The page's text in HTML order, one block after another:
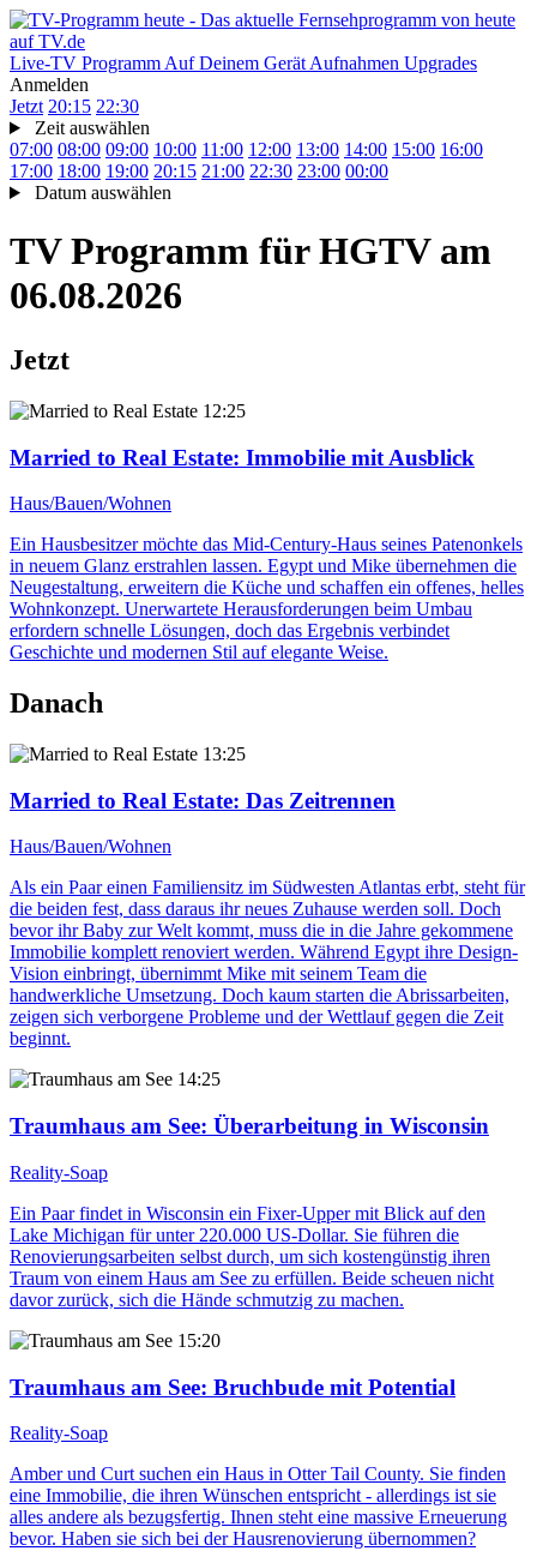
Live-TV Programm Auf Deinem Gerät Aufnahmen Upgrades
Anmelden
Jetzt 20:15 22:30
Zeit auswählen
07:00 08:00 09:00 10:00 11:00 12:00 13:00 14:00 15:00 16:00
17:00 18:00 19:00 20:15 21:00 22:30 23:00 00:00
Datum auswählen
TV Programm für HGTV am
06.08.2026
Jetzt
12:25
Married to Real Estate: Immobilie mit Ausblick
Haus/Bauen/Wohnen
Ein Hausbesitzer möchte das Mid-Century-Haus seines Patenonkels
in neuem Glanz erstrahlen lassen. Egypt und Mike übernehmen die
Neugestaltung, erweitern die Küche und schaffen ein offenes, helles
Wohnkonzept. Unerwartete Herausforderungen beim Umbau
erfordern schnelle Lösungen, doch das Ergebnis verbindet
Geschichte und modernen Stil auf elegante Weise.
Danach
13:25
Married to Real Estate: Das Zeitrennen
Haus/Bauen/Wohnen
Als ein Paar einen Familiensitz im Südwesten Atlantas erbt, steht für
die beiden fest, dass daraus ihr neues Zuhause werden soll. Doch
bevor ihr Baby zur Welt kommt, muss die in die Jahre gekommene
Immobilie komplett renoviert werden. Während Egypt ihre Design-
Vision einbringt, übernimmt Mike mit seinem Team die
handwerkliche Umsetzung. Doch kaum starten die Abrissarbeiten,
zeigen sich verborgene Probleme und der Wettlauf gegen die Zeit
beginnt.
14:25
Traumhaus am See: Überarbeitung in Wisconsin
Reality-Soap
Ein Paar findet in Wisconsin ein Fixer-Upper mit Blick auf den
Lake Michigan für unter 220.000 US-Dollar. Sie führen die
Renovierungsarbeiten selbst durch, um sich kostengünstig ihren
Traum von einem Haus am See zu erfüllen. Beide scheuen nicht
davor zurück, sich die Hände schmutzig zu machen.
15:20
Traumhaus am See: Bruchbude mit Potential
Reality-Soap
Amber und Curt suchen ein Haus in Otter Tail County. Sie finden
eine Immobilie, die ihren Wünschen entspricht - allerdings ist sie
alles andere als bezugsfertig. Ihnen steht eine massive Erneuerung
bevor. Haben sie sich bei der Hausrenovierung übernommen?